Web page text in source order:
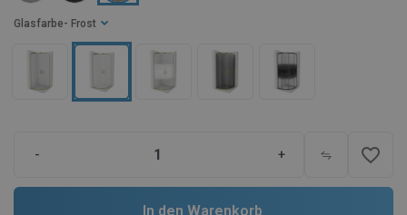
Glasfarbe - Frost
- + favorite_border
In den Warenkorb